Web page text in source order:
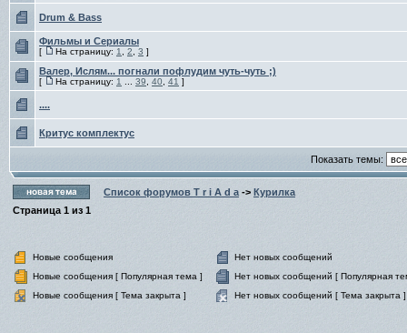
Drum & Bass
Фильмы и Сериалы
[ На страницу: 1 2 3 ]
Валер, Ислям... погнали пофлудим чуть-чуть ;)
[ На страницу: 1 39 40 41 ]
....
Критус комплектус
Показать темы:
Список форумов T r i A d a -> Курилка
Страница 1 из 1
Новые сообщения
Нет новых сообщений
Новые сообщения [ Популярная тема ]
Нет новых сообщений [ Популярная
Новые сообщения [ Тема закрыта ]
Нет новых сообщений [ Тема закрыта ]